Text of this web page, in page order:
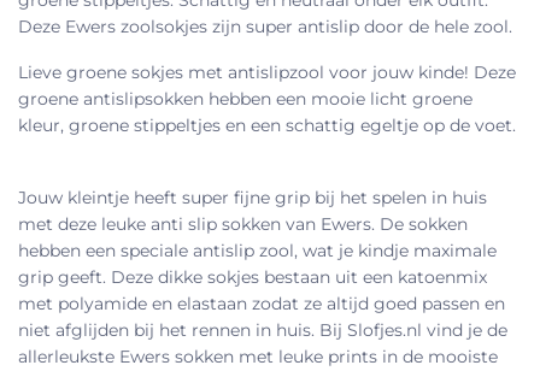
Deze Ewers zoolsokjes zijn super antislip door de hele zool.
Lieve groene sokjes met antislipzool voor jouw kinde! Deze
groene antislipsokken hebben een mooie licht groene
kleur, groene stippeltjes en een schattig egeltje op de voet.
Jouw kleintje heeft super fijne grip bij het spelen in huis
met deze leuke anti slip sokken van Ewers. De sokken
hebben een speciale antislip zool, wat je kindje maximale
grip geeft. Deze dikke sokjes bestaan uit een katoenmix
met polyamide en elastaan zodat ze altijd goed passen en
niet afglijden bij het rennen in huis. Bij Slofjes.nl vind je de
allerleukste Ewers sokken met leuke prints in de mooiste